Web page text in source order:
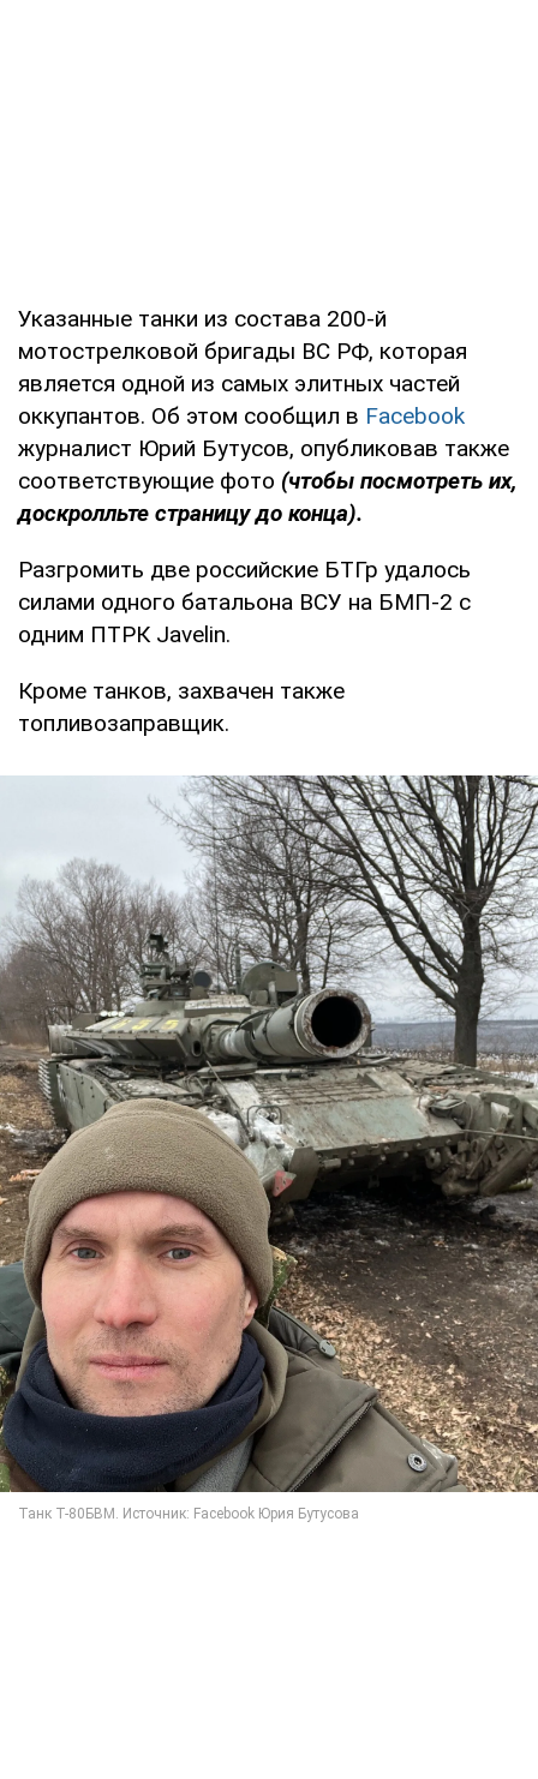
Указанные танки из состава 200-й
мотострелковой бригады ВС РФ, которая
является одной из самых элитных частей
оккупантов. Об этом сообщил в Facebook
журналист Юрий Бутусов, опубликовав также
соответствующие фото (чтобы посмотреть их,
доскролльте страницу до конца).
Разгромить две российские БТГр удалось
силами одного батальона ВСУ на БМП-2 с
одним ПТРК Javelin.
Кроме танков, захвачен также
топливозаправщик.